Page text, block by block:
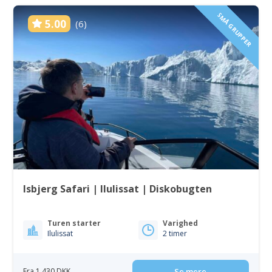
5.00 (6) SMÅ GRUPPER
Isbjerg Safari | Ilulissat | Diskobugten
Turen starter
Ilulissat
Varighed
2 timer